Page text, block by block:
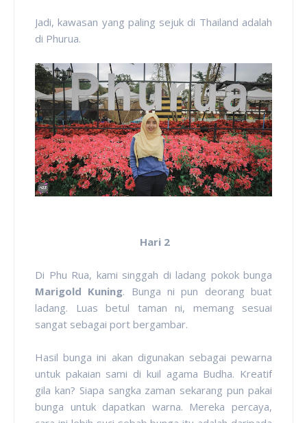
Jadi, kawasan yang paling sejuk di Thailand adalah
di Phurua.
Hari 2
Di Phu Rua, kami singgah di ladang pokok bunga
Marigold Kuning. Bunga ni pun deorang buat
ladang. Luas betul taman ni, memang sesuai
sangat sebagai port bergambar.
Hasil bunga ini akan digunakan sebagai pewarna
untuk pakaian sami di kuil agama Budha. Kreatif
gila kan? Siapa sangka zaman sekarang pun pakai
bunga untuk dapatkan warna. Mereka percaya,